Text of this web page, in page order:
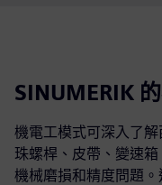
SINUMERIK
機電工模式可深入了
珠螺桿、皮帶、變速
機械磨損和精度問題